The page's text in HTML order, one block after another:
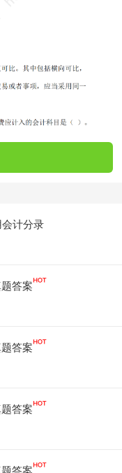
计分录
答案
答案
答案
答案